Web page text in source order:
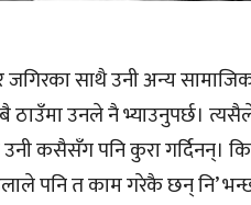
साथै उनी अन्य
उनले नै भ्याउनुपर्छ।
कसैसँग पनि कुरा गर्दिनन्।
पनि त काम गरेकै छन् नि’